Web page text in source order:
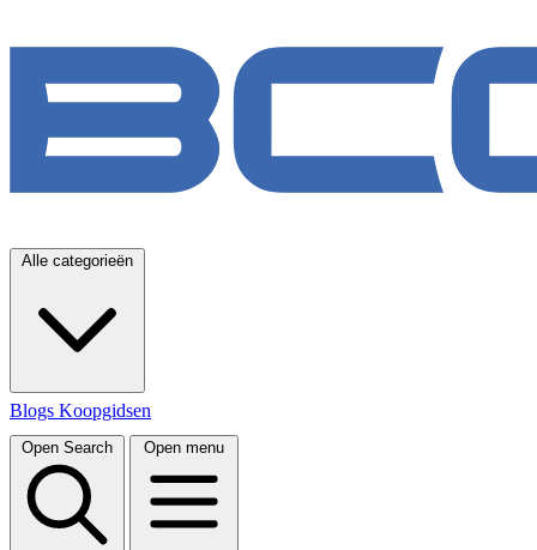
Alle categorieën
Blogs Koopgidsen
Open Search Open menu